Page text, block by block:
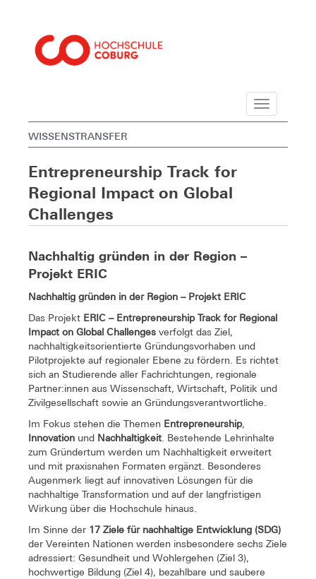
Navigation
WISSENSTRANSFER
Entrepreneurship Track for
Regional Impact on Global
Challenges
Nachhaltig gründen in der Region –
Projekt ERIC
Nachhaltig gründen in der Region – Projekt ERIC
Das Projekt ERIC – Entrepreneurship Track for Regional
Impact on Global Challenges verfolgt das Ziel,
nachhaltigkeitsorientierte Gründungsvorhaben und
Pilotprojekte auf regionaler Ebene zu fördern. Es richtet
sich an Studierende aller Fachrichtungen, regionale
Partner:innen aus Wissenschaft, Wirtschaft, Politik und
Zivilgesellschaft sowie an Gründungsverantwortliche.
Im Fokus stehen die Themen Entrepreneurship,
Innovation und Nachhaltigkeit. Bestehende Lehrinhalte
zum Gründertum werden um Nachhaltigkeit erweitert
und mit praxisnahen Formaten ergänzt. Besonderes
Augenmerk liegt auf innovativen Lösungen für die
nachhaltige Transformation und auf der langfristigen
Wirkung über die Hochschule hinaus.
Im Sinne der 17 Ziele für nachhaltige Entwicklung (SDG)
der Vereinten Nationen werden insbesondere sechs Ziele
adressiert: Gesundheit und Wohlergehen (Ziel 3),
hochwertige Bildung (Ziel 4), bezahlbare und saubere